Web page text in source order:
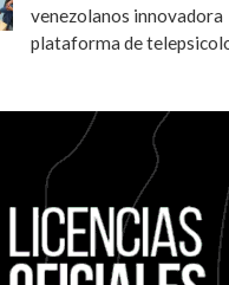
venezolanos innovadora
plataforma de